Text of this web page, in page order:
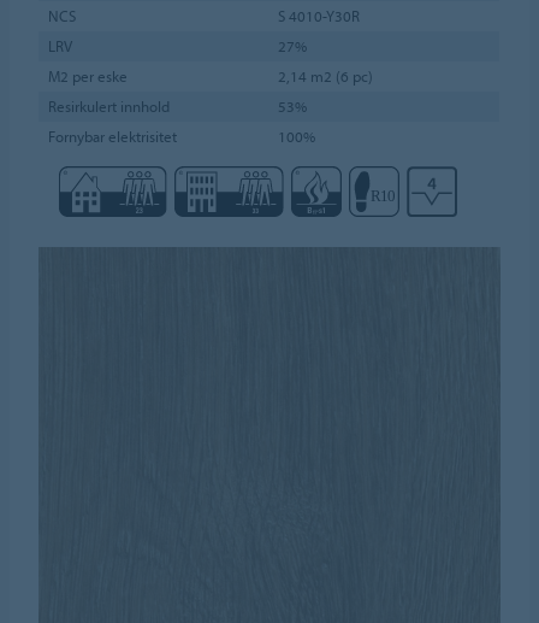
NCS
S 4010-Y30R
LRV
27%
M2 per eske
2,14 m2 (6 pc)
Resirkulert innhold
53%
Fornybar elektrisitet
100%